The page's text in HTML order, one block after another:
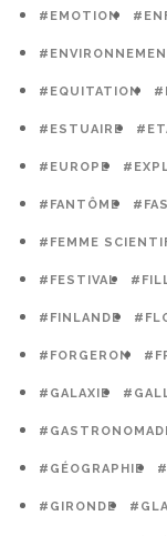
#EMOTION
#EQUITATION
#ESTUAIRE
#EUROPE
#FANTÔME
#FEMME
#FESTIVAL
#FINLANDE
#FORGERON
#GALAXIE
#GÉOGRAPHIE
#GIRONDE